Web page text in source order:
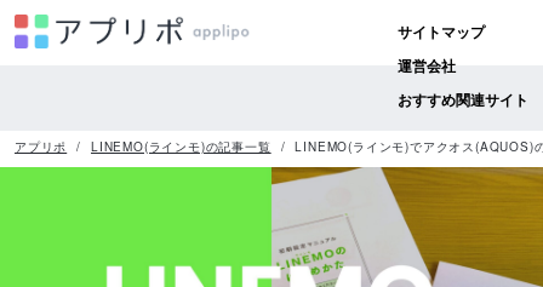
サイトマップ
運営会社
おすすめ関連サイト
アプリポ LINEMO(ラインモ)の記事一覧 LINEMO(ラインモ)でアクオス(AQUOS)